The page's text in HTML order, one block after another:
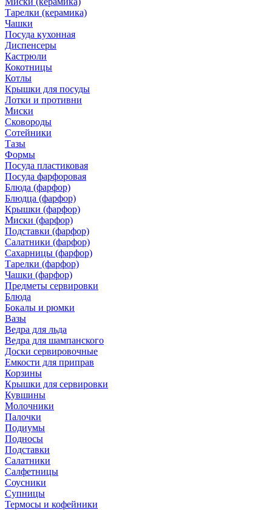
Тарелки (керамика)
Чашки
Посуда кухонная
Диспенсеры
Кастрюли
Кокотницы
Котлы
Крышки для посуды
Лотки и противни
Миски
Сковороды
Сотейники
Тазы
Формы
Посуда пластиковая
Посуда фарфоровая
Блюда (фарфор)
Блюдца (фарфор)
Крышки (фарфор)
Миски (фарфор)
Подставки (фарфор)
Салатники (фарфор)
Сахарницы (фарфор)
Тарелки (фарфор)
Чашки (фарфор)
Предметы сервировки
Блюда
Бокалы и рюмки
Вазы
Ведра для льда
Ведра для шампанского
Доски сервировочные
Емкости для приправ
Корзины
Крышки для сервировки
Кувшины
Молочники
Палочки
Подиумы
Подносы
Подставки
Салатники
Салфетницы
Соусники
Супницы
Термосы и кофейники